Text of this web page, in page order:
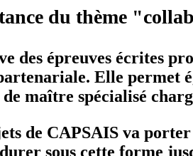
du thème
des épreuves écrites
Elle permet
maître spécialisé
de CAPSAIS va
sous cette forme